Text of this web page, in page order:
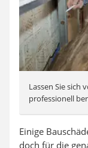
Lassen Sie sich
professionell
Einige
doch für die